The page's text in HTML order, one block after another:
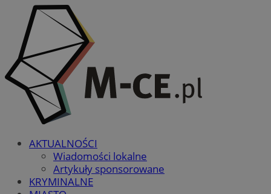
AKTUALNOŚCI
Wiadomości lokalne
Artykuły sponsorowane
KRYMINALNE